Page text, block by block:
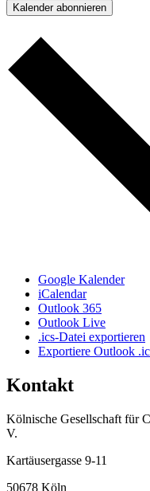
Kalender abonnieren
Google Kalender
iCalendar
Outlook 365
Outlook Live
.ics-Datei exportieren
Exportiere Outlook
Kontakt
Kölnische Gesellschaft für
V.
Kartäusergasse 9-11
50678 Köln